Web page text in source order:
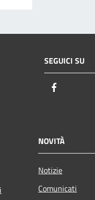
SEGUICI SU
NOVITÀ
Notizie
Comunicati